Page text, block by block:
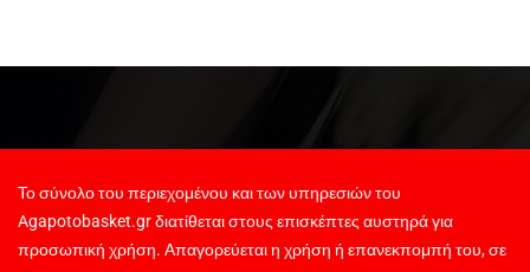
Το σύνολο του περιεχομένου και των υπηρεσιών του
Agapotobasket.gr διατίθεται στους επισκέπτες αυστηρά για
προσωπική χρήση. Απαγορεύεται η χρήση ή επανεκπομπή του, σε